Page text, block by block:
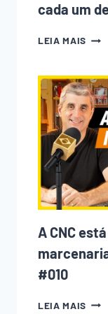
cada um
LEIA MAIS 10
NA
(E
COMO
UM
A CNC
#010
LEIA MAIS A